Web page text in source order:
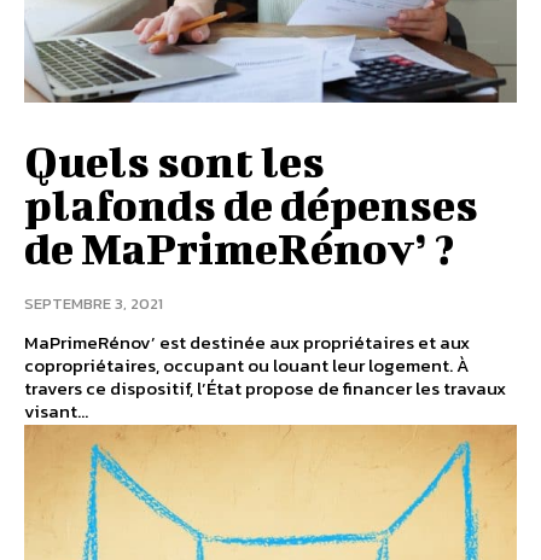
Quels sont les
plafonds de dépenses
de MaPrimeRénov’ ?
SEPTEMBRE 3, 2021
MaPrimeRénov’ est destinée aux propriétaires et aux
copropriétaires, occupant ou louant leur logement. À
travers ce dispositif, l’État propose de financer les travaux
visant...